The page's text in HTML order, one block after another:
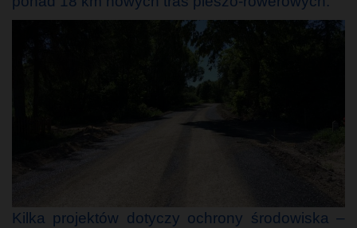
Kilka projektów dotyczy ochrony środowiska –